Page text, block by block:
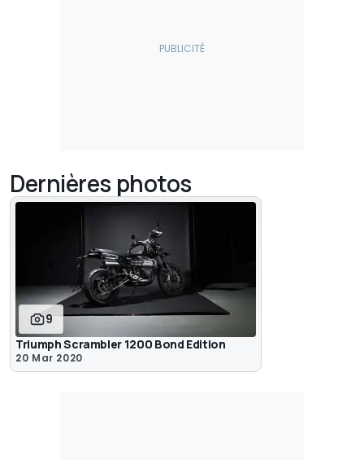
Dernières photos
9
Triumph Scrambler 1200 Bond Edition
20 Mar 2020